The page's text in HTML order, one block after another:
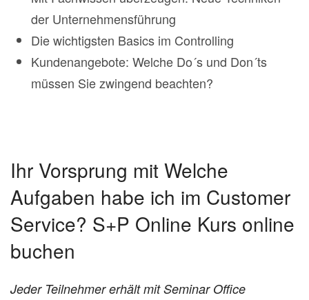
der Unternehmensführung
Die wichtigsten Basics im Controlling
Kundenangebote: Welche Do´s und Don´ts
müssen Sie zwingend beachten?
Ihr Vorsprung mit Welche
Aufgaben habe ich im Customer
Service? S+P Online Kurs online
buchen
Jeder Teilnehmer erhält mit Seminar Office